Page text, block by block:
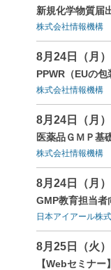
新規化学物質届
株式会社情報機構
8月24日（月
PPWR（EUの
株式会社情報機構
8月24日（月
医薬品ＧＭＰ基
株式会社情報機構
8月24日（月
GMP教育担当者
日本アイアール株
8月25日（火
【Webセミナ